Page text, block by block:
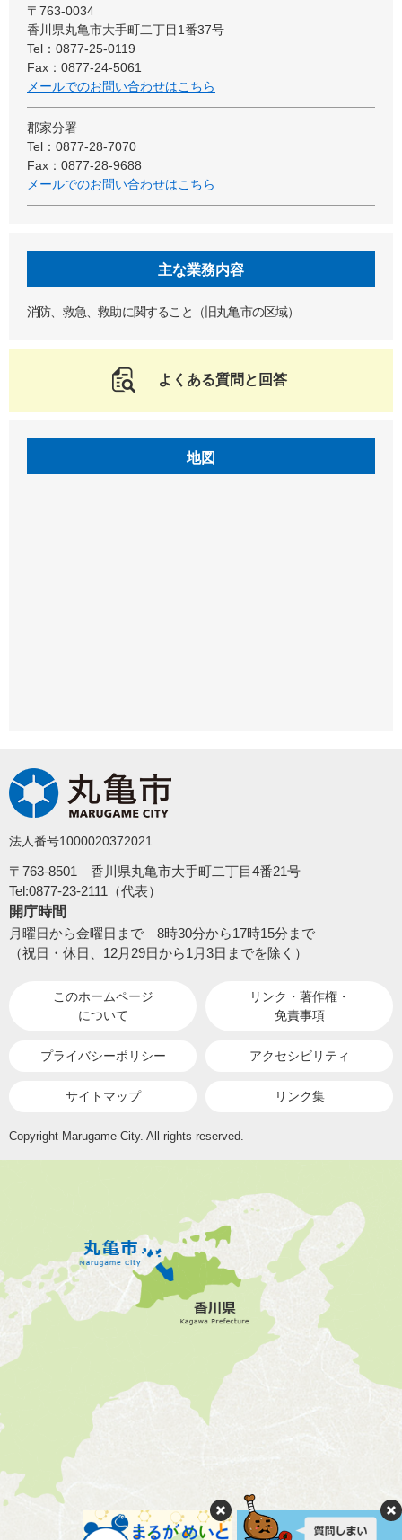
〒763-0034
香川県丸亀市大手町二丁目1番37号
Tel：0877-25-0119
Fax：0877-24-5061
メールでのお問い合わせはこちら
郡家分署
Tel：0877-28-7070
Fax：0877-28-9688
メールでのお問い合わせはこちら
主な業務内容
消防、救急、救助に関すること（旧丸亀市の区域）
よくある質問と回答
地図
法人番号1000020372021
〒763-8501 香川県丸亀市大手町二丁目4番21号
Tel:0877-23-2111（代表）
開庁時間
月曜日から金曜日まで 8時30分から17時15分まで
（祝日・休日、12月29日から1月3日までを除く）
このホームページ
について
リンク・著作権・
免責事項
プライバシーポリシー アクセシビリティ
サイトマップ リンク集
Copyright Marugame City. All rights reserved.